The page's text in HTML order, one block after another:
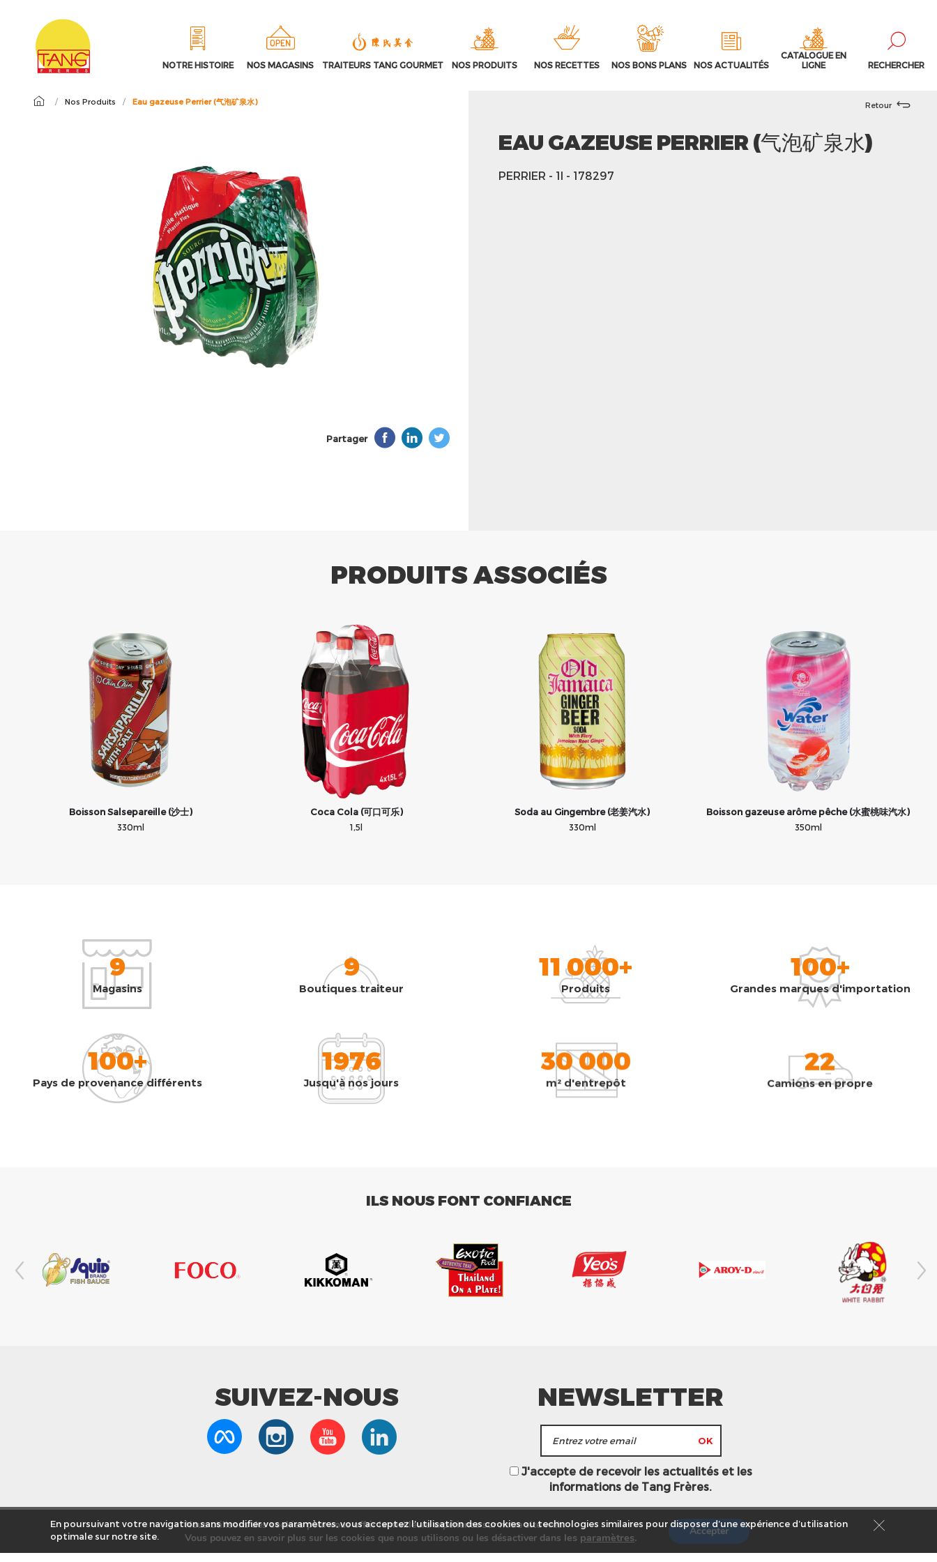
NOTRE HISTOIRE NOS MAGASINS TRAITEURS TANG GOURMET NOS PRODUITS NOS RECETTES NOS BONS PLANS NOS ACTUALITÉS
CATALOGUE EN
LIGNE
RECHERCHER
/ Nos Produits / Eau gazeuse Perrier (气泡矿泉水)
Partager
Retour
EAU GAZEUSE PERRIER (气泡矿泉水)
PERRIER - 1l - 178297
PRODUITS ASSOCIÉS
Boisson Salsepareille (沙士)
330ml
Coca Cola (可口可乐)
1,5l
Soda au Gingembre (老姜汽水)
330ml
Boisson gazeuse arôme pêche (水蜜桃味汽水)
350ml
9
Magasins
9
Boutiques traiteur
11 000+
Produits
100+
Grandes marques d'importation
100+
Pays de provenance différents
1976
Jusqu'à nos jours
30 000
m² d'entrepôt
22
Camions en propre
ILS NOUS FONT CONFIANCE
SUIVEZ-NOUS NEWSLETTER
J'accepte de recevoir les actualités et les
informations de Tang Frères.
Nos Magasins Service commercial
Mentions légales
En poursuivant votre navigation sans modifier vos paramètres, vous acceptez l’utilisation des cookies ou technologies similaires pour disposer d’une expérience d’utilisation
optimale sur notre site.
Nous utilisons des cookies pour vous offrir la meilleure expérience sur notre site web.
Vous pouvez en savoir plus sur les cookies que nous utilisons ou les désactiver dans les paramètres. Accepter